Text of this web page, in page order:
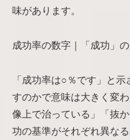
味があります。
成功率の数字｜「成功」
「成功率は○％です」と
すのかで意味は大きく変
像上で治っている」「抜
功の基準がそれぞれ異な